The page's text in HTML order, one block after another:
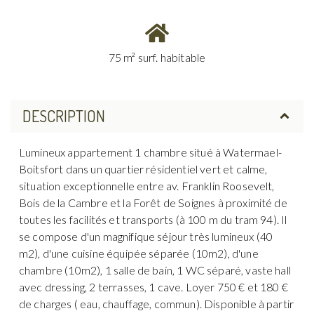
75 m² surf. habitable
DESCRIPTION
Lumineux appartement 1 chambre situé à Watermael-
Boitsfort dans un quartier résidentiel vert et calme,
situation exceptionnelle entre av. Franklin Roosevelt,
Bois de la Cambre et la Forêt de Soignes à proximité de
toutes les facilités et transports (à 100 m du tram 94). Il
se compose d'un magnifique séjour très lumineux (40
m2), d'une cuisine équipée séparée (10m2), d'une
chambre (10m2), 1 salle de bain, 1 WC séparé, vaste hall
avec dressing, 2 terrasses, 1 cave. Loyer 750 € et 180 €
de charges ( eau, chauffage, commun). Disponible à partir